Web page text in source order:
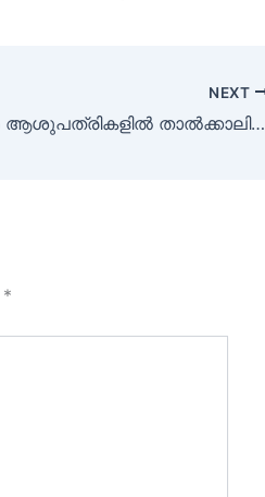
NEXT
ജനറൽ ആശുപത്രികളിൽ താൽക്കാലിക ജോലി നിയമനങ്ങൾ
*